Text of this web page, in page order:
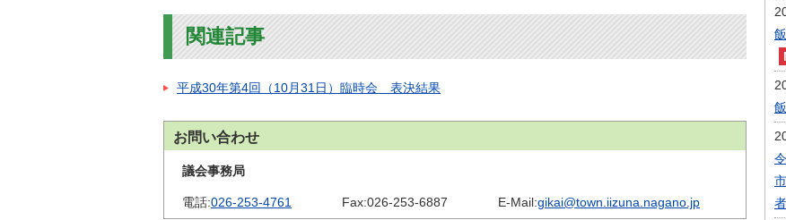
住まい・土地
環境・ゴミ
上下水道
安全・防犯
ペット・動物
相談窓口
金
ティスクール
関連記事
平成30年第4回（10月31日）臨時会 表決結果
お問い合わせ
議会事務局
電話:026-253-4761 Fax:026-253-6887 E-Mail:gikai@town.iizuna.nagano.jp